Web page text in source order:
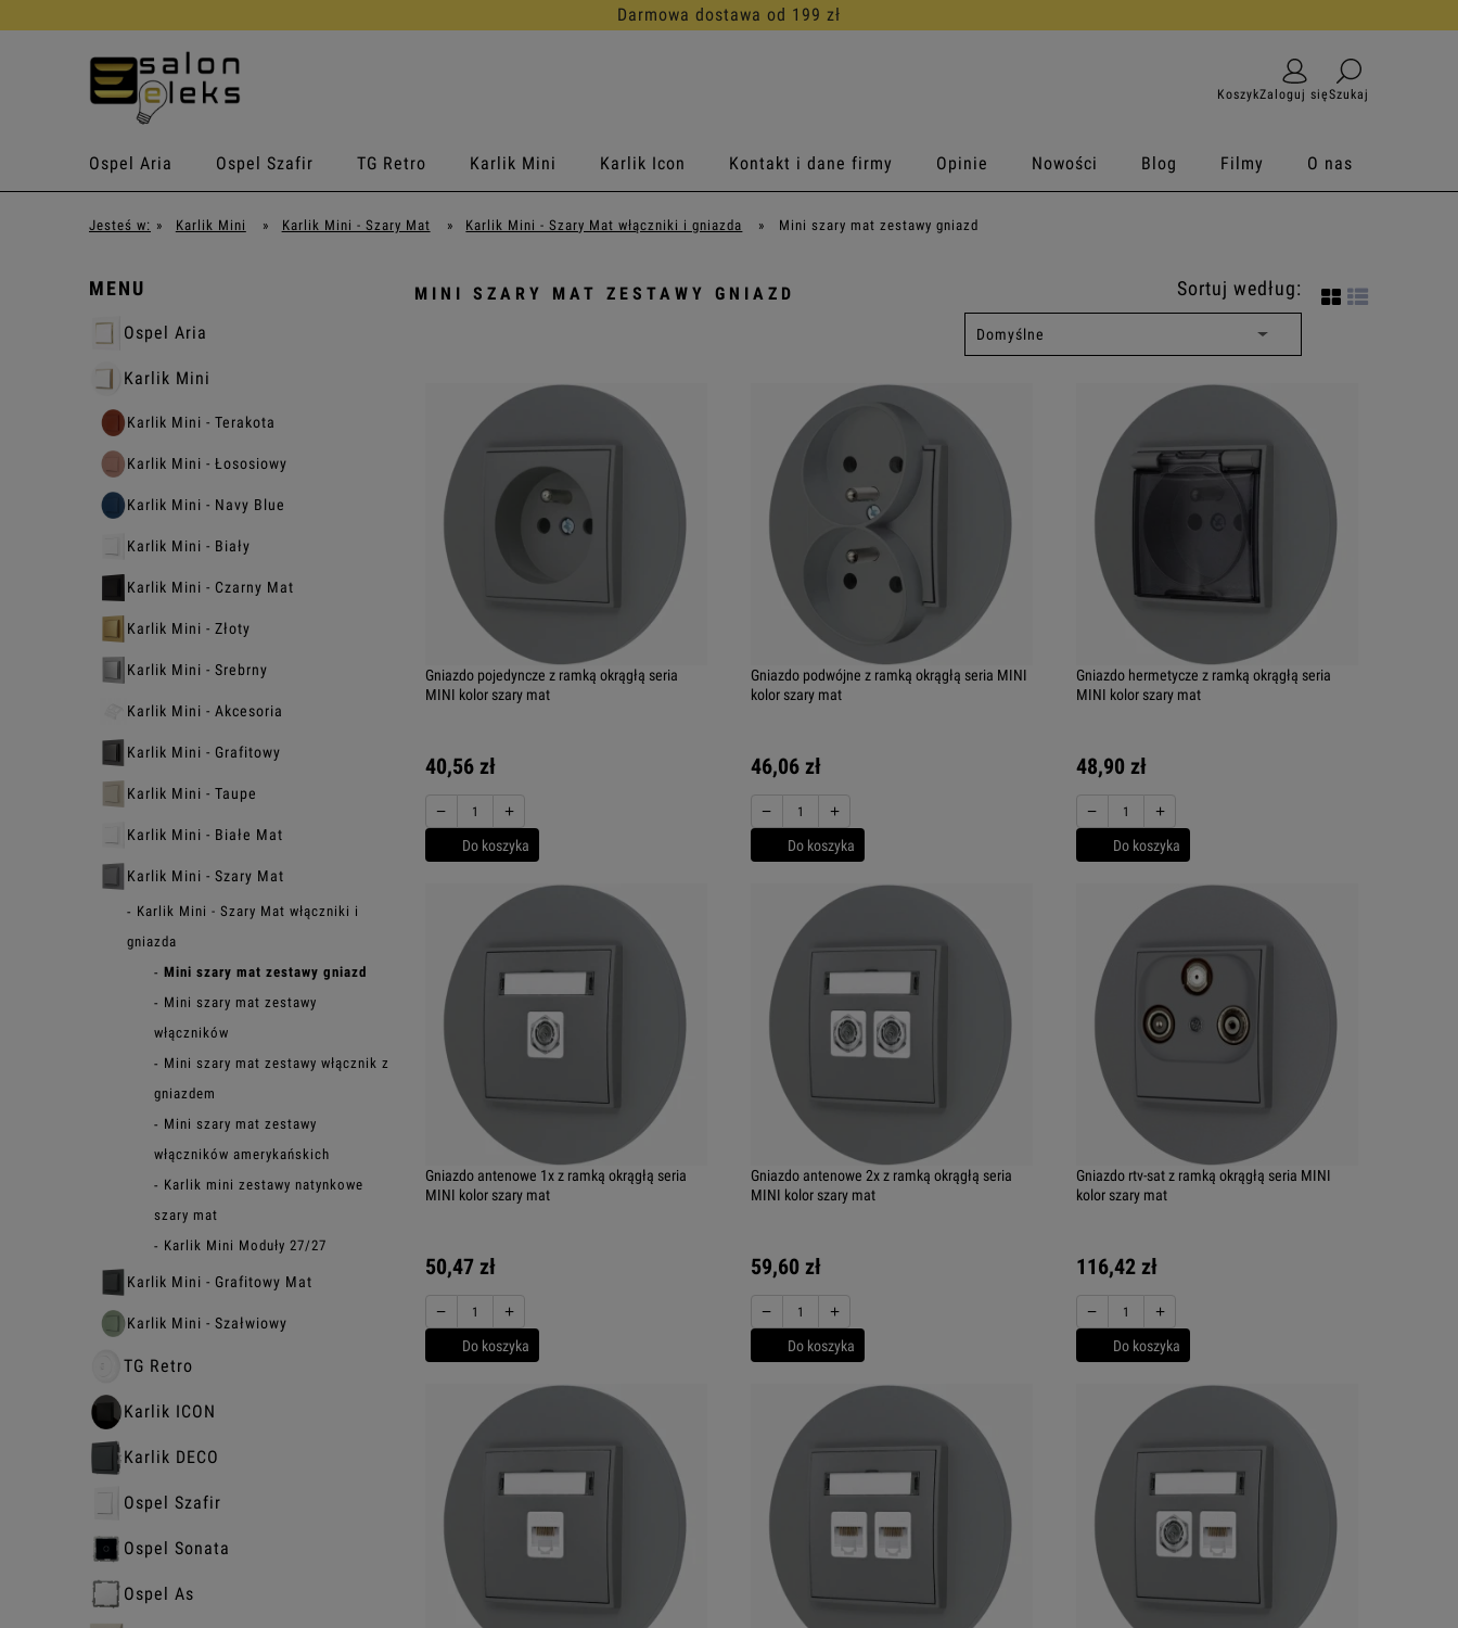
30 dni na darmowy zwrot
KoszykZaloguj sięSzukaj
Ospel Aria Ospel Szafir TG Retro Karlik Mini Karlik Icon Kontakt i dane firmy Opinie Nowości Blog Filmy O nas
Jesteś w: » Karlik Mini » Karlik Mini - Szary Mat » Karlik Mini - Szary Mat włączniki i gniazda » Mini szary mat zestawy gniazd
MENU
Ospel Aria
Karlik Mini
Karlik Mini - Terakota
Karlik Mini - Łososiowy
Karlik Mini - Navy Blue
Karlik Mini - Biały
Karlik Mini - Czarny Mat
Karlik Mini - Złoty
Karlik Mini - Srebrny
Karlik Mini - Akcesoria
Karlik Mini - Grafitowy
Karlik Mini - Taupe
Karlik Mini - Białe Mat
Karlik Mini - Szary Mat
Karlik Mini - Szary Mat włączniki i
gniazda
Mini szary mat zestawy gniazd
Mini szary mat zestawy
włączników
Mini szary mat zestawy włącznik z
gniazdem
Mini szary mat zestawy
włączników amerykańskich
Karlik mini zestawy natynkowe
szary mat
Karlik Mini Moduły 27/27
Karlik Mini - Grafitowy Mat
Karlik Mini - Szałwiowy
TG Retro
Karlik ICON
Karlik DECO
Ospel Szafir
Ospel Sonata
Ospel As
MINI SZARY MAT ZESTAWY GNIAZD Sortuj według:
Gniazdo pojedyncze z ramką okrągłą seria
MINI kolor szary mat
40,56 zł
− +
Do koszyka
Gniazdo podwójne z ramką okrągłą seria MINI
kolor szary mat
46,06 zł
− +
Do koszyka
Gniazdo hermetycze z ramką okrągłą seria
MINI kolor szary mat
48,90 zł
− +
Do koszyka
Gniazdo antenowe 1x z ramką okrągłą seria
MINI kolor szary mat
50,47 zł
− +
Do koszyka
Gniazdo antenowe 2x z ramką okrągłą seria
MINI kolor szary mat
59,60 zł
− +
Do koszyka
Gniazdo rtv-sat z ramką okrągłą seria MINI
kolor szary mat
116,42 zł
− +
Do koszyka